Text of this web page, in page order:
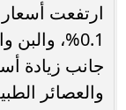
ارتفعت
جانب زيادة
والعصائر